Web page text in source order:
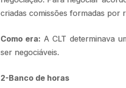
criadas comissões formadas por
Como era: A CLT determinava
ser negociáveis.
2-Banco de horas